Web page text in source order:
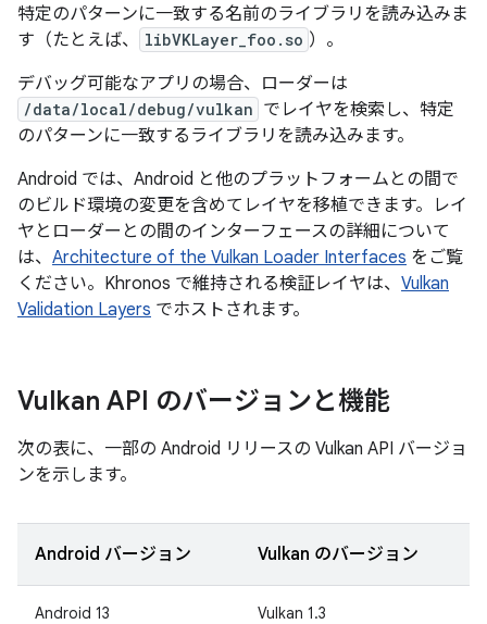
特定のパターンに一致する名前のライブラリを読み込みま
す（たとえば、
libVKLayer_foo.so ）。
デバッグ可能なアプリの場合、ローダーは
/data/local/debug/vulkan でレイヤを検索し、特定
のパターンに一致するライブラリを読み込みます。
Android では、Android と他のプラットフォームとの間で
のビルド環境の変更を含めてレイヤを移植できます。レイ
ヤとローダーとの間のインターフェースの詳細について
は、 Architecture of the Vulkan Loader Interfaces をご覧
ください。Khronos で維持される検証レイヤは、 Vulkan
Validation Layers でホストされます。
Vulkan API のバージョンと機能
次の表に、一部の Android リリースの Vulkan API バージョ
ンを示します。
Android バージョン Vulkan のバージョン
Android 13 Vulkan 1.3